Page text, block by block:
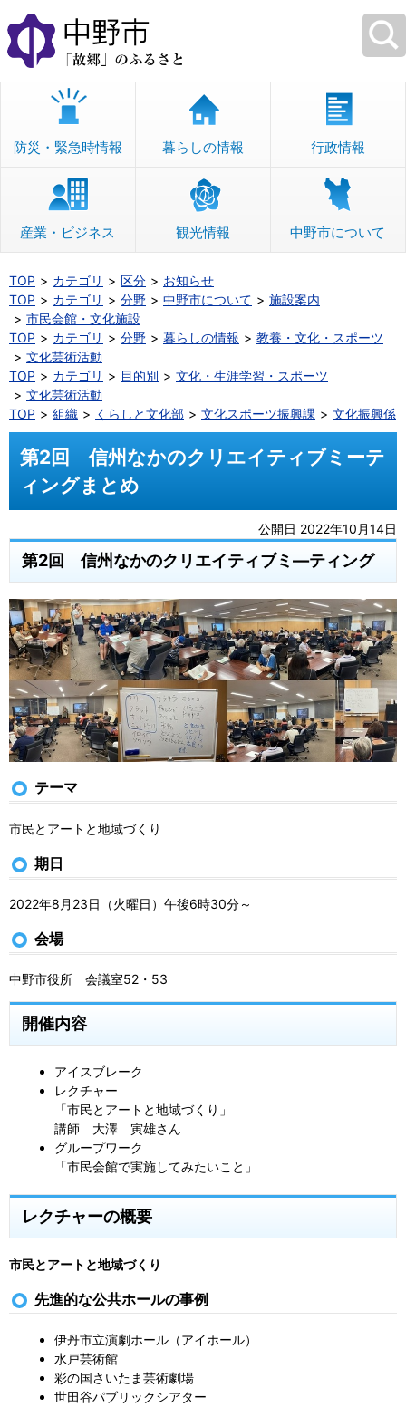
本
文
へ
移
防災・緊急時情報 暮らしの情報 行政情報
産業・ビジネス 観光情報 中野市について
TOP カテゴリ 区分
お知らせ
TOP
カテゴリ 分野 中野市について
施設案内
市民会館・文化施設
TOP
カテゴリ 分野 暮らしの情報
教養・文化・スポーツ
文化芸術活動
TOP
カテゴリ 目的別
文化・生涯学習・スポーツ
文化芸術活動
TOP
組織 くらしと文化部 文化スポーツ振興課 文化振興係
第2回 信州なかのクリエイティブミーテ
ィングまとめ
公開日 2022年10月14日
第2回 信州なかのクリエイティブミ―ティング
テーマ
市民とアートと地域づくり
期日
2022年8月23日（火曜日）午後6時30分～
会場
中野市役所 会議室52・53
開催内容
アイスブレーク
レクチャー
「市民とアートと地域づくり」
講師 大澤 寅雄さん
グループワーク
「市民会館で実施してみたいこと」
レクチャーの概要
市民とアートと地域づくり
先進的な公共ホールの事例
伊丹市立演劇ホール（アイホール）
水戸芸術館
彩の国さいたま芸術劇場
世田谷パブリックシアター